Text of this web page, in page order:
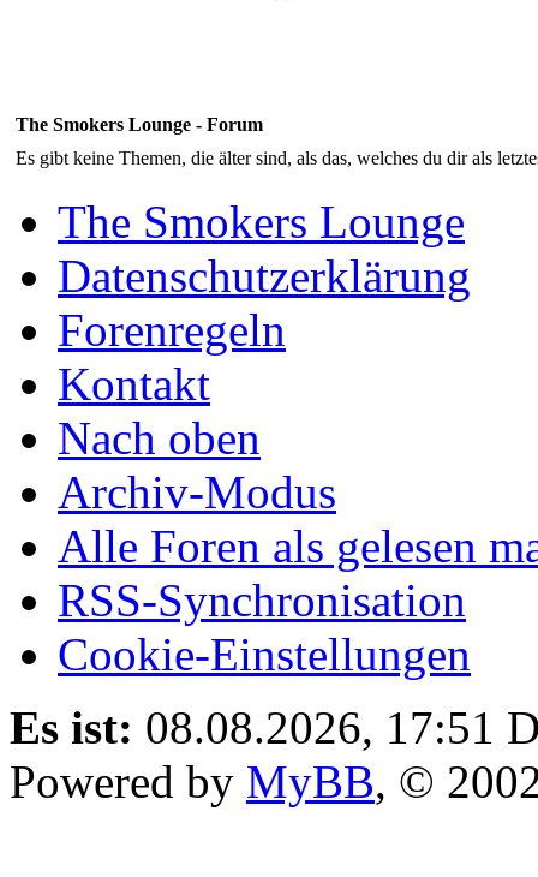
The Smokers Lounge - Forum
Es gibt keine Themen, die älter sind, als das, welches du dir als
The Smokers Lounge
Datenschutzerklärung
Forenregeln
Kontakt
Nach oben
Archiv-Modus
Alle Foren als gelesen
RSS-Synchronisation
Cookie-Einstellungen
Es ist: 08.08.2026, 17:51
Powered by MyBB, ©